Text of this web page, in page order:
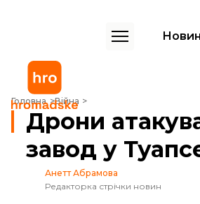
Головна Війна
Дрони атакували Москву та
Дрони
завод у
Анетт Абрамова
Редакторка стрічки новин